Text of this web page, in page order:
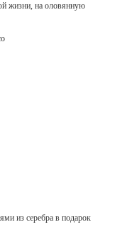
жизни, на оловянную
из серебра в подарок